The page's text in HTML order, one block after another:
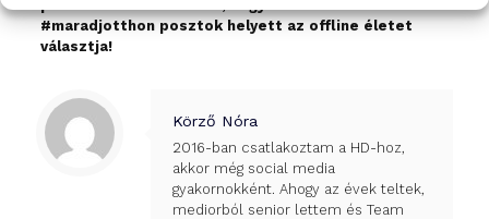
#maradjotthon posztok helyett az offline életet
választja!
Körző Nóra
2016-ban csatlakoztam a HD-hoz,
akkor még social media
gyakornokként. Ahogy az évek teltek,
mediorból senior lettem és Team